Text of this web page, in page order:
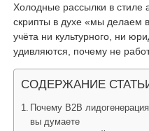
Холодные рассылки в стиле
скрипты в духе «мы делаем
учёта ни культурного, ни
удивляются, почему не
СОДЕРЖАНИЕ
Почему B2B
вы думаете